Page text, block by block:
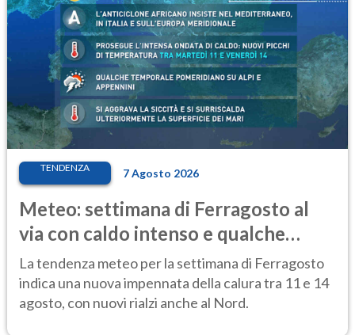
TENDENZA 7 Agosto 2026
Meteo: settimana di Ferragosto al
via con caldo intenso e qualche
temporale
La tendenza meteo per la settimana di Ferragosto
indica una nuova impennata della calura tra 11 e 14
agosto, con nuovi rialzi anche al Nord.